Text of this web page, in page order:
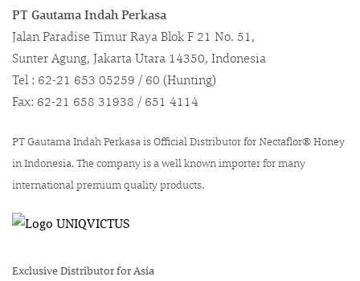
PT Gautama Indah Perkasa
Jalan Paradise Timur Raya Blok F 21 No. 51,
Sunter Agung, Jakarta Utara 14350, Indonesia
Tel : 62-21 653 05259 / 60 (Hunting)
Fax: 62-21 658 31938 / 651 4114
PT Gautama Indah Perkasa is Official Distributor for Nectaflor® Honey
in Indonesia. The company is a well known importer for many
international premium quality products.
Exclusive Distributor for Asia